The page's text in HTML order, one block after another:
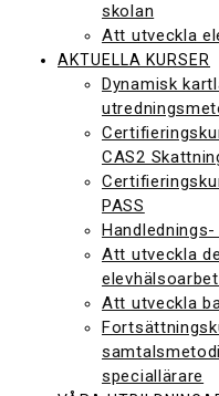
skolan
Att utveckla
AKTUELLA KURSER
Dynamisk
CAS2
PASS
Att utveckla
Att utveckla
speciallärare